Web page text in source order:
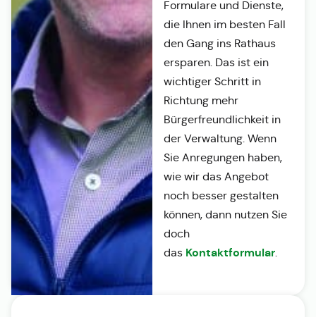
Formulare und Dienste,
die Ihnen im besten Fall
den Gang ins Rathaus
ersparen. Das ist ein
wichtiger Schritt in
Richtung mehr
Bürgerfreundlichkeit in
der Verwaltung. Wenn
Sie Anregungen haben,
wie wir das Angebot
noch besser gestalten
können, dann nutzen Sie
doch
das Kontaktformular.